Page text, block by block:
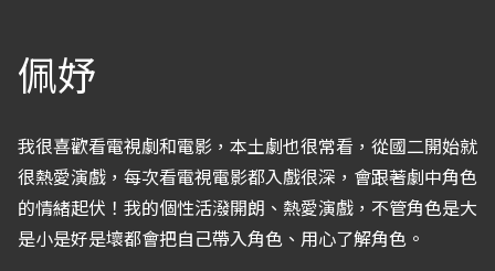
佩妤
我很喜歡看電視劇和電影，本土劇也很常看，從國二開始就
很熱愛演戲，每次看電視電影都入戲很深，會跟著劇中角色
的情緒起伏！我的個性活潑開朗、熱愛演戲，不管角色是大
是小是好是壞都會把自己帶入角色、用心了解角色。